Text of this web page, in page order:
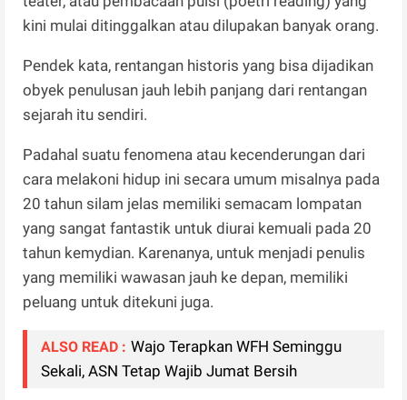
kini mulai ditinggalkan atau dilupakan banyak orang.
Pendek kata, rentangan historis yang bisa dijadikan
obyek penulusan jauh lebih panjang dari rentangan
sejarah itu sendiri.
Padahal suatu fenomena atau kecenderungan dari
cara melakoni hidup ini secara umum misalnya pada
20 tahun silam jelas memiliki semacam lompatan
yang sangat fantastik untuk diurai kemuali pada 20
tahun kemydian. Karenanya, untuk menjadi penulis
yang memiliki wawasan jauh ke depan, memiliki
peluang untuk ditekuni juga.
ALSO READ : Wajo Terapkan WFH Seminggu
Sekali, ASN Tetap Wajib Jumat Bersih